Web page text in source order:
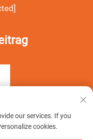
our services. If you
cookies.